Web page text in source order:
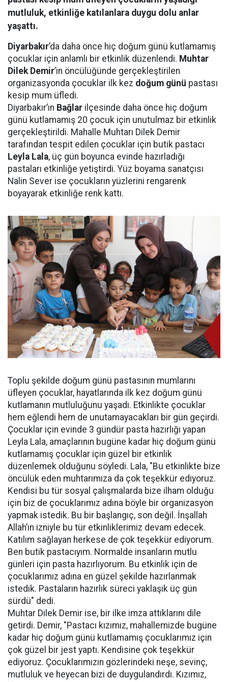
mutluluk, etkinliğe katılanlara duygu dolu anlar
yaşattı.
Diyarbakır’da daha önce hiç doğum günü kutlamamış
çocuklar için anlamlı bir etkinlik düzenlendi. Muhtar
Dilek Demir’in öncülüğünde gerçekleştirilen
organizasyonda çocuklar ilk kez doğum günü pastası
kesip mum üfledi.
Diyarbakır’ın Bağlar ilçesinde daha önce hiç doğum
günü kutlamamış 20 çocuk için unutulmaz bir etkinlik
gerçekleştirildi. Mahalle Muhtarı Dilek Demir
tarafından tespit edilen çocuklar için butik pastacı
Leyla Lala, üç gün boyunca evinde hazırladığı
pastaları etkinliğe yetiştirdi. Yüz boyama sanatçısı
Nalin Sever ise çocukların yüzlerini rengarenk
boyayarak etkinliğe renk kattı.
Toplu şekilde doğum günü pastasının mumlarını
üfleyen çocuklar, hayatlarında ilk kez doğum günü
kutlamanın mutluluğunu yaşadı. Etkinlikte çocuklar
hem eğlendi hem de unutamayacakları bir gün geçirdi.
Çocuklar için evinde 3 gündür pasta hazırlığı yapan
Leyla Lala, amaçlarının bugüne kadar hiç doğum günü
kutlamamış çocuklar için güzel bir etkinlik
düzenlemek olduğunu söyledi. Lala, "Bu etkinlikte bize
öncülük eden muhtarımıza da çok teşekkür ediyoruz.
Kendisi bu tür sosyal çalışmalarda bize ilham olduğu
için biz de çocuklarımız adına böyle bir organizasyon
yapmak istedik. Bu bir başlangıç, son değil. İnşallah
Allah’ın izniyle bu tür etkinliklerimiz devam edecek.
Katılım sağlayan herkese de çok teşekkür ediyorum.
Ben butik pastacıyım. Normalde insanların mutlu
günleri için pasta hazırlıyorum. Bu etkinlik için de
çocuklarımız adına en güzel şekilde hazırlanmak
istedik. Pastaların hazırlık süreci yaklaşık üç gün
sürdü" dedi.
Muhtar Dilek Demir ise, bir ilke imza attıklarını dile
getirdi. Demir, "Pastacı kızımız, mahallemizde bugüne
kadar hiç doğum günü kutlamamış çocuklarımız için
çok güzel bir jest yaptı. Kendisine çok teşekkür
ediyoruz. Çocuklarımızın gözlerindeki neşe, sevinç,
mutluluk ve heyecan bizi de duygulandırdı. Kızımız,